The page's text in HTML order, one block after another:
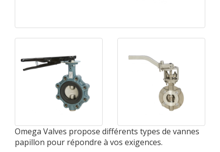
Omega Valves propose différents types de vannes
papillon pour répondre à vos exigences.